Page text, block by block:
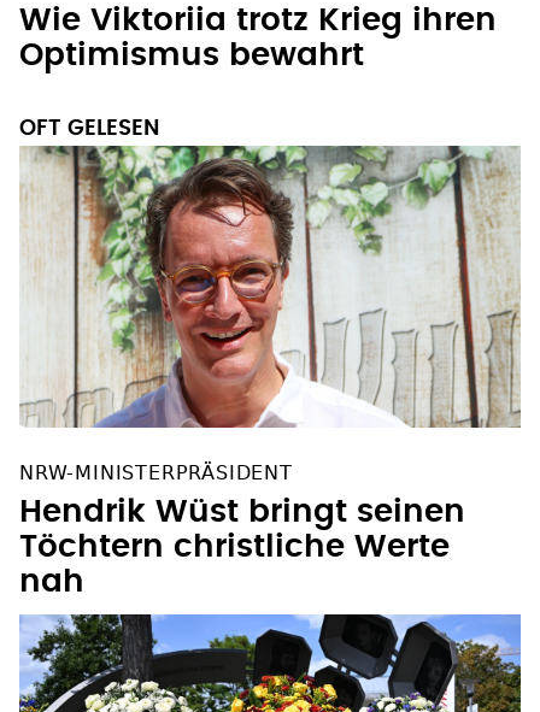
Wie Viktoriia trotz Krieg ihren
Optimismus bewahrt
OFT GELESEN
NRW-MINISTERPRÄSIDENT
Hendrik Wüst bringt seinen
Töchtern christliche Werte
nah